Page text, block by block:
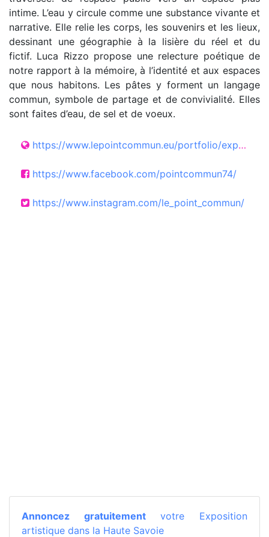
intime. L’eau y circule comme une substance vivante et
narrative. Elle relie les corps, les souvenirs et les lieux,
dessinant une géographie à la lisière du réel et du
fictif. Luca Rizzo propose une relecture poétique de
notre rapport à la mémoire, à l’identité et aux espaces
que nous habitons. Les pâtes y forment un langage
commun, symbole de partage et de convivialité. Elles
sont faites d’eau, de sel et de voeux.
https://www.lepointcommun.eu/portfolio/exposition-luca-rizzo-al-dente/
https://www.facebook.com/pointcommun74/
https://www.instagram.com/le_point_commun/
Annoncez gratuitementvotre Exposition
artistique dans la Haute Savoie